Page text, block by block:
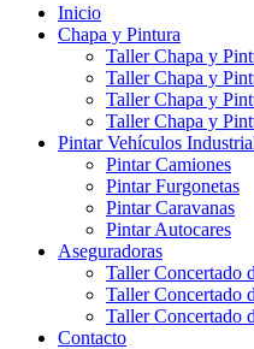
Inicio
Chapa y Pintura
Taller Chapa y
Taller Chapa y
Taller Chapa y
Taller Chapa y
Pintar Vehículos
Pintar Camiones
Pintar Furgonetas
Pintar Caravanas
Pintar Autocares
Aseguradoras
Taller Concertado
Taller Concertado
Taller Concertado
Contacto